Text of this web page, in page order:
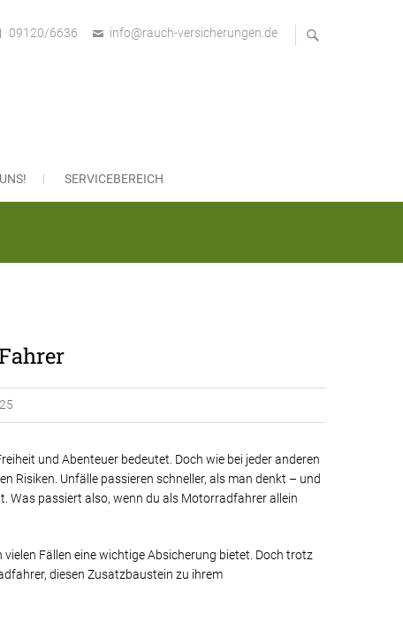
09120/6636 info@rauch-versicherungen.de
SERVICEBEREICH
und Abenteuer bedeutet. Doch wie bei jeder anderen
Risiken. Unfälle passieren schneller, als man denkt – und
Was passiert also, wenn du als Motorradfahrer allein
Fällen eine wichtige Absicherung bietet. Doch trotz
diesen Zusatzbaustein zu ihrem